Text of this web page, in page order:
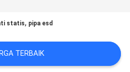
statis, pipa esd
TERBAIK